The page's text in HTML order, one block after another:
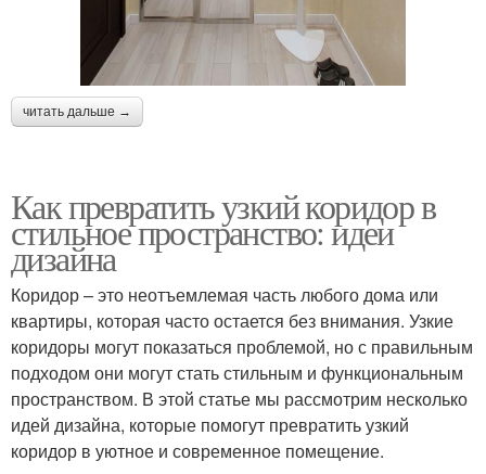
читать дальше →
Как превратить узкий коридор в
стильное пространство: идеи
дизайна
Коридор – это неотъемлемая часть любого дома или
квартиры, которая часто остается без внимания. Узкие
коридоры могут показаться проблемой, но с правильным
подходом они могут стать стильным и функциональным
пространством. В этой статье мы рассмотрим несколько
идей дизайна, которые помогут превратить узкий
коридор в уютное и современное помещение.